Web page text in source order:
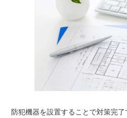
防犯機器を設置することで対策完